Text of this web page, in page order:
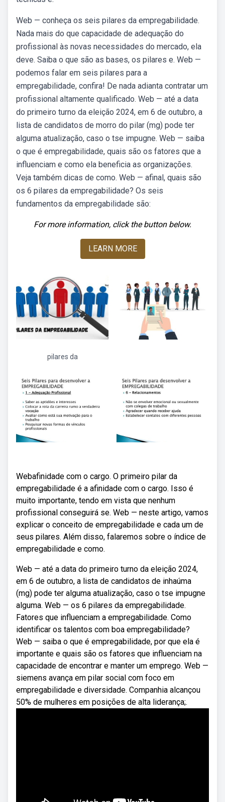
Web — conheça os seis pilares da empregabilidade.
Nada mais do que capacidade de adequação do
profissional às novas necessidades do mercado, ela
deve. Saiba o que são as bases, os pilares e. Web —
podemos falar em seis pilares para a
empregabilidade, confira! De nada adianta contratar um
profissional altamente qualificado. Web — até a data
do primeiro turno da eleição 2024, em 6 de outubro, a
lista de candidatos de morro do pilar (mg) pode ter
alguma atualização, caso o tse impugne. Web — saiba
o que é empregabilidade, quais são os fatores que a
influenciam e como ela beneficia as organizações.
Veja também dicas de como. Web — afinal, quais são
os 6 pilares da empregabilidade? Os seis
fundamentos da empregabilidade são:
For more information, click the button below.
LEARN MORE
pilares da
Webafinidade com o cargo. O primeiro pilar da
empregabilidade é a afinidade com o cargo. Isso é
muito importante, tendo em vista que nenhum
profissional conseguirá se. Web — neste artigo, vamos
explicar o conceito de empregabilidade e cada um de
seus pilares. Além disso, falaremos sobre o índice de
empregabilidade e como.
Web — até a data do primeiro turno da eleição 2024,
em 6 de outubro, a lista de candidatos de inhaúma
(mg) pode ter alguma atualização, caso o tse impugne
alguma. Web — os 6 pilares da empregabilidade.
Fatores que influenciam a empregabilidade. Como
identificar os talentos com boa empregabilidade?
Web — saiba o que é empregabilidade, por que ela é
importante e quais são os fatores que influenciam na
capacidade de encontrar e manter um emprego. Web —
siemens avança em pilar social com foco em
empregabilidade e diversidade. Companhia alcançou
50% de mulheres em posições de alta liderança;.